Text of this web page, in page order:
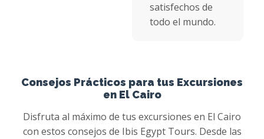
satisfechos de
todo el mundo.
Consejos Prácticos para tus Excursiones
en El Cairo
Disfruta al máximo de tus excursiones en El Cairo
con estos consejos de Ibis Egypt Tours. Desde las